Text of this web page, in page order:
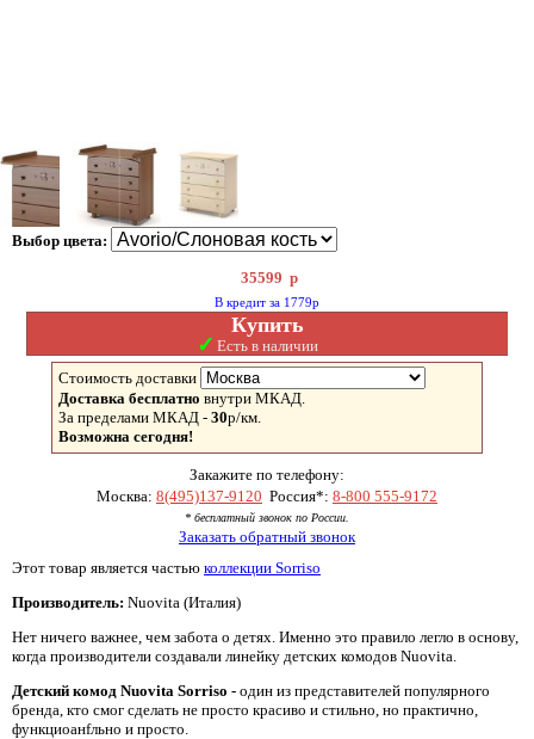
Выбор цвета:
35599 р
В кредит за 1779р
Купить
✓ Есть в наличии
Стоимость доставки
Доставка бесплатно внутри МКАД.
За пределами МКАД - 30р/км.
Возможна сегодня!
Закажите по телефону:
Москва: 8(495)137-9120 Россия*: 8-800 555-9172
* бесплатный звонок по России.
Заказать обратный звонок
Этот товар является частью коллекции Sorriso
Производитель: Nuovita (Италия)
Нет ничего важнее, чем забота о детях. Именно это правило легло в основу,
когда производители создавали линейку детских комодов Nuovita.
Детский комод Nuovita Sorriso - один из представителей популярного
бренда, кто смог сделать не просто красиво и стильно, но практично,
функциоанfльно и просто.